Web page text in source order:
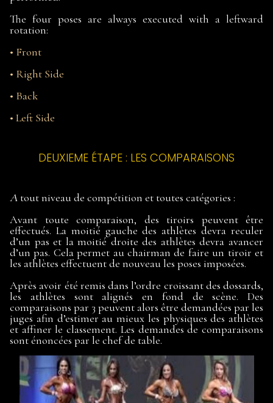
The four poses are always executed with a leftward
rotation:
• Front
• Right Side
• Back
• Left Side
DEUXIEME ÉTAPE : LES COMPARAISONS
A tout niveau de compétition et toutes catégories :
Avant toute comparaison, des tiroirs peuvent être
effectués. La moitié gauche des athlètes devra reculer
d’un pas et la moitié droite des athlètes devra avancer
d’un pas. Cela permet au chairman de faire un tiroir et
les athlètes effectuent de nouveau les poses imposées.
Après avoir été remis dans l’ordre croissant des dossards,
les athlètes sont alignés en fond de scène. Des
comparaisons par 3 peuvent alors être demandées par les
juges afin d’estimer au mieux les physiques des athlètes
et affiner le classement. Les demandes de comparaisons
sont énoncées par le chef de table.